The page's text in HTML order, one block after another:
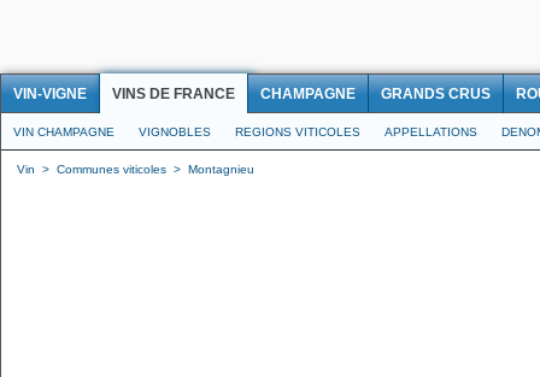
VIN-VIGNE VINS DE FRANCE CHAMPAGNE GRANDS CRUS
VIN CHAMPAGNE VIGNOBLES REGIONS VITICOLES APPELLATIONS
Vin > Communes viticoles > Montagnieu